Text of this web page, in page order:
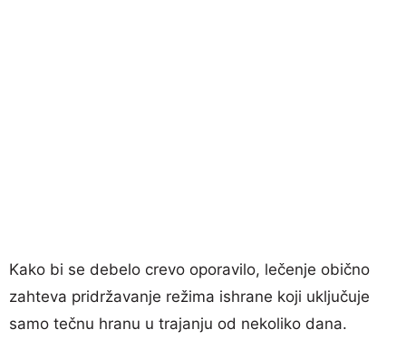
Kako bi se debelo crevo oporavilo, lečenje obično
zahteva pridržavanje režima ishrane koji uključuje
samo tečnu hranu u trajanju od nekoliko dana.